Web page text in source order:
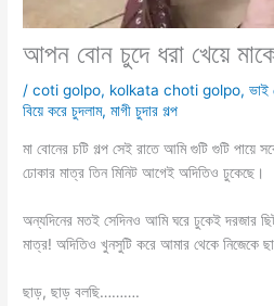
আপন বোন চুদে ধরা খেয়ে
/coti golpo, kolkata choti golpo,ভাই
বিয়ে করে চুদলাম,মাগী চুদার গল্প
মা বোনের চটি গল্প সেই রাতে আমি গুটি গুটি পায়ে
ঢোকার মাত্র তিন মিনিট আগেই অদিতিও ঢুকেছে।
অন্যদিনের মতই সেদিনও আমি ঘরে ঢুকেই দরজার
মাত্র! অদিতিও খুনসুটি করে আমার থেকে নিজেকে
ছাড়, ছাড় বলছি……….